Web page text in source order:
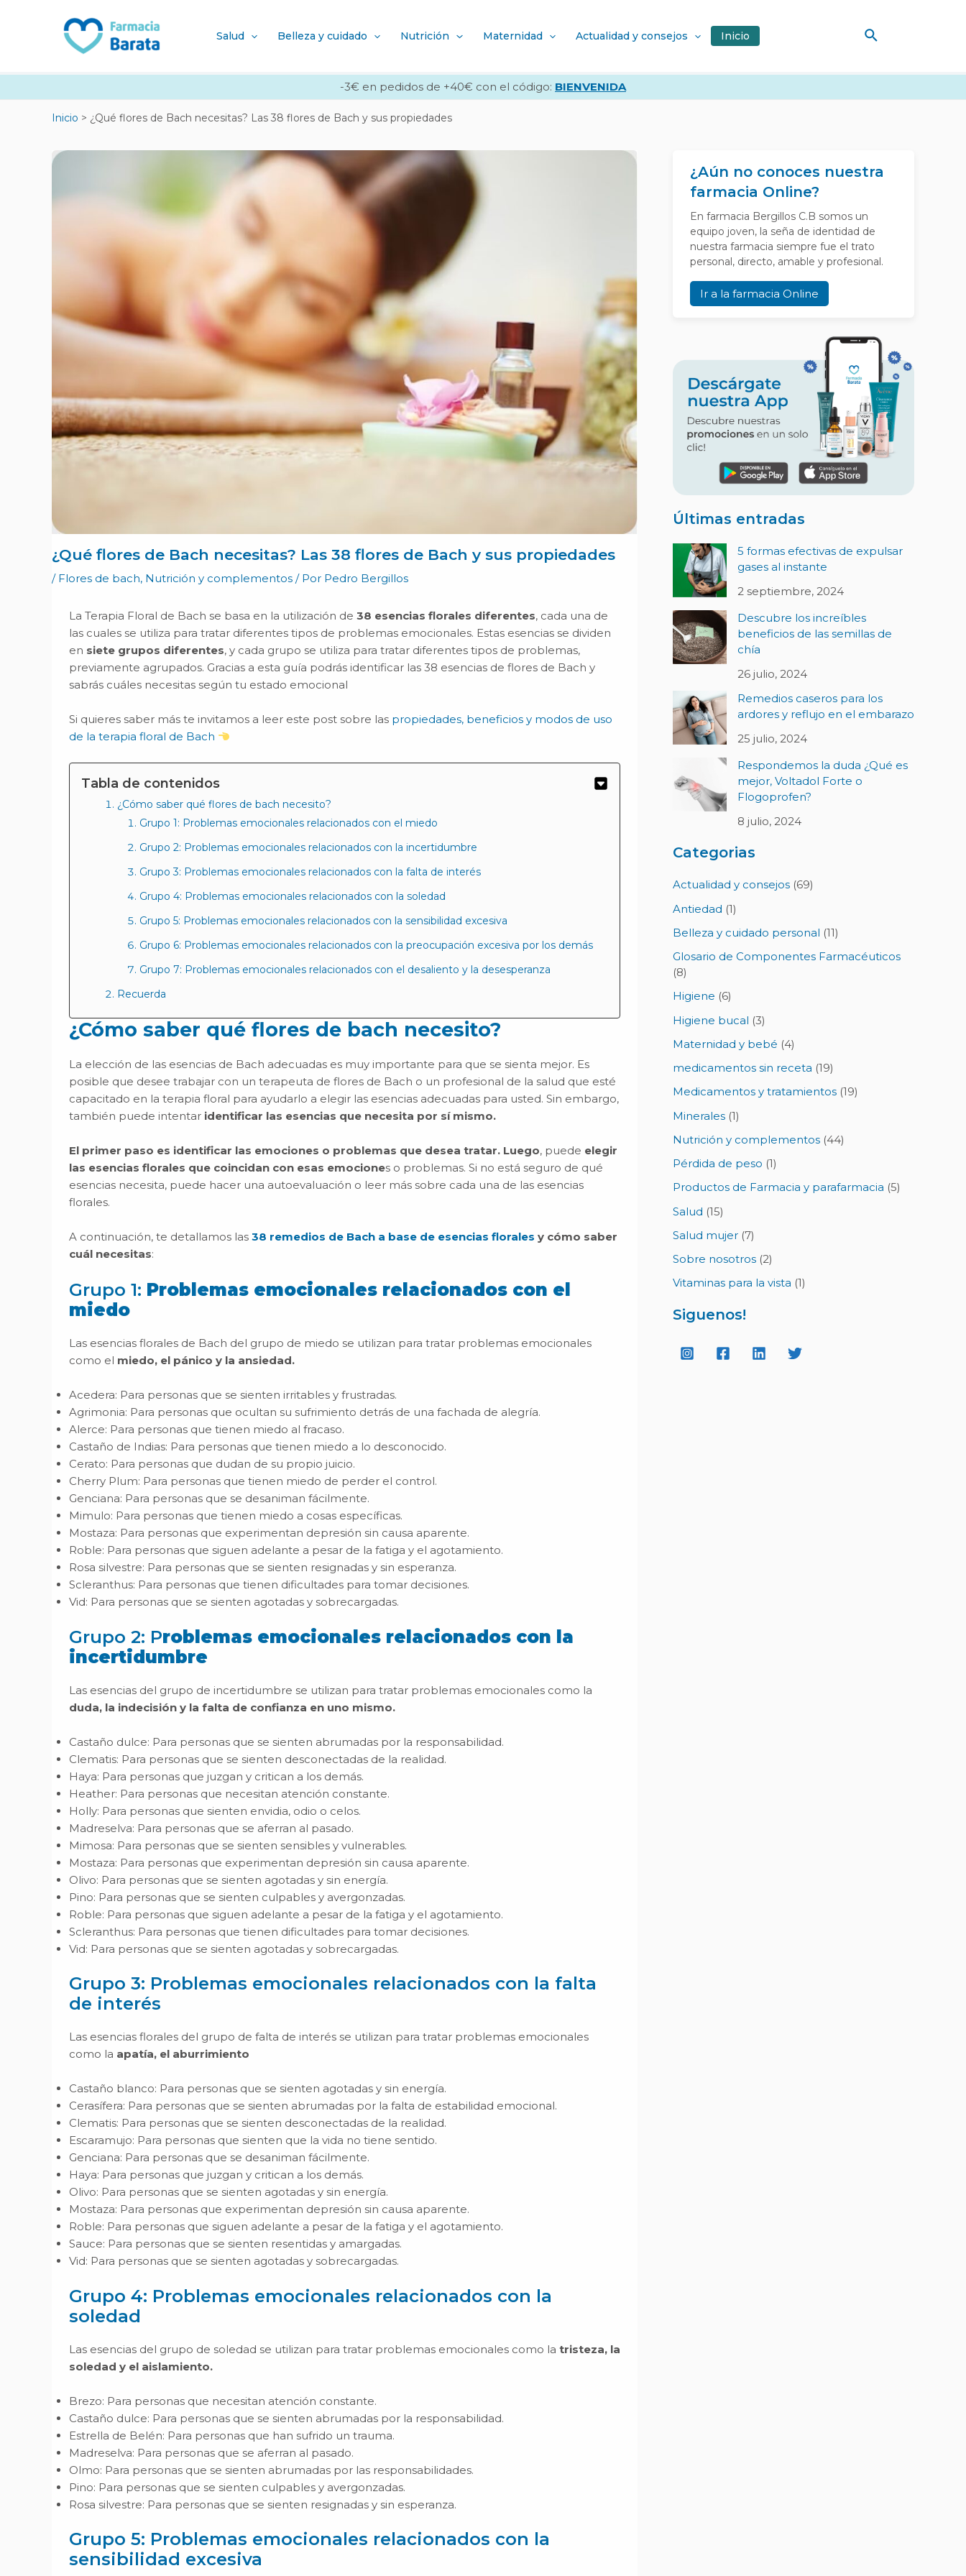
Salud Belleza y cuidado Nutrición Maternidad Actualidad y consejos Inicio Buscar
-3€ en pedidos de +40€ con el código: BIENVENIDA
Inicio ¿Qué flores de Bach necesitas? Las 38 flores de Bach y sus propiedades
¿Qué flores de Bach necesitas? Las 38 flores de Bach y sus propiedades
/ Flores de bach, Nutrición y complementos / Por Pedro Bergillos
La Terapia Floral de Bach se basa en la utilización de 38 esencias florales diferentes, cada una de
las cuales se utiliza para tratar diferentes tipos de problemas emocionales. Estas esencias se dividen
en siete grupos diferentes, y cada grupo se utiliza para tratar diferentes tipos de problemas,
previamente agrupados. Gracias a esta guía podrás identificar las 38 esencias de flores de Bach y
sabrás cuáles necesitas según tu estado emocional
Si quieres saber más te invitamos a leer este post sobre las propiedades, beneficios y modos de uso
de la terapia floral de Bach
Tabla de contenidos
¿Cómo saber qué flores de bach necesito?
Grupo 1: Problemas emocionales relacionados con el miedo
Grupo 2: Problemas emocionales relacionados con la incertidumbre
Grupo 3: Problemas emocionales relacionados con la falta de interés
Grupo 4: Problemas emocionales relacionados con la soledad
Grupo 5: Problemas emocionales relacionados con la sensibilidad excesiva
Grupo 6: Problemas emocionales relacionados con la preocupación excesiva por los demás
Grupo 7: Problemas emocionales relacionados con el desaliento y la desesperanza
Recuerda
¿Cómo saber qué flores de bach necesito?
La elección de las esencias de Bach adecuadas es muy importante para que se sienta mejor. Es
posible que desee trabajar con un terapeuta de flores de Bach o un profesional de la salud que esté
capacitado en la terapia floral para ayudarlo a elegir las esencias adecuadas para usted. Sin embargo,
también puede intentar identificar las esencias que necesita por sí mismo.
El primer paso es identificar las emociones o problemas que desea tratar. Luego, puede elegir
las esencias florales que coincidan con esas emociones o problemas. Si no está seguro de qué
esencias necesita, puede hacer una autoevaluación o leer más sobre cada una de las esencias
florales.
A continuación, te detallamos las 38 remedios de Bach a base de esencias florales y cómo saber
cuál necesitas:
Grupo 1: Problemas emocionales relacionados con el
miedo
Las esencias florales de Bach del grupo de miedo se utilizan para tratar problemas emocionales
como el miedo, el pánico y la ansiedad.
Acedera: Para personas que se sienten irritables y frustradas.
Agrimonia: Para personas que ocultan su sufrimiento detrás de una fachada de alegría.
Alerce: Para personas que tienen miedo al fracaso.
Castaño de Indias: Para personas que tienen miedo a lo desconocido.
Cerato: Para personas que dudan de su propio juicio.
Cherry Plum: Para personas que tienen miedo de perder el control.
Genciana: Para personas que se desaniman fácilmente.
Mimulo: Para personas que tienen miedo a cosas específicas.
Mostaza: Para personas que experimentan depresión sin causa aparente.
Roble: Para personas que siguen adelante a pesar de la fatiga y el agotamiento.
Rosa silvestre: Para personas que se sienten resignadas y sin esperanza.
Scleranthus: Para personas que tienen dificultades para tomar decisiones.
Vid: Para personas que se sienten agotadas y sobrecargadas.
Grupo 2: Problemas emocionales relacionados con la
incertidumbre
Las esencias del grupo de incertidumbre se utilizan para tratar problemas emocionales como la
duda, la indecisión y la falta de confianza en uno mismo.
Castaño dulce: Para personas que se sienten abrumadas por la responsabilidad.
Clematis: Para personas que se sienten desconectadas de la realidad.
Haya: Para personas que juzgan y critican a los demás.
Heather: Para personas que necesitan atención constante.
Holly: Para personas que sienten envidia, odio o celos.
Madreselva: Para personas que se aferran al pasado.
Mimosa: Para personas que se sienten sensibles y vulnerables.
Mostaza: Para personas que experimentan depresión sin causa aparente.
Olivo: Para personas que se sienten agotadas y sin energía.
Pino: Para personas que se sienten culpables y avergonzadas.
Roble: Para personas que siguen adelante a pesar de la fatiga y el agotamiento.
Scleranthus: Para personas que tienen dificultades para tomar decisiones.
Vid: Para personas que se sienten agotadas y sobrecargadas.
Grupo 3: Problemas emocionales relacionados con la falta
de interés
Las esencias florales del grupo de falta de interés se utilizan para tratar problemas emocionales
como la apatía, el aburrimiento
Castaño blanco: Para personas que se sienten agotadas y sin energía.
Cerasífera: Para personas que se sienten abrumadas por la falta de estabilidad emocional.
Clematis: Para personas que se sienten desconectadas de la realidad.
Escaramujo: Para personas que sienten que la vida no tiene sentido.
Genciana: Para personas que se desaniman fácilmente.
Haya: Para personas que juzgan y critican a los demás.
Olivo: Para personas que se sienten agotadas y sin energía.
Mostaza: Para personas que experimentan depresión sin causa aparente.
Roble: Para personas que siguen adelante a pesar de la fatiga y el agotamiento.
Sauce: Para personas que se sienten resentidas y amargadas.
Vid: Para personas que se sienten agotadas y sobrecargadas.
Grupo 4: Problemas emocionales relacionados con la
soledad
Las esencias del grupo de soledad se utilizan para tratar problemas emocionales como la tristeza, la
soledad y el aislamiento.
Brezo: Para personas que necesitan atención constante.
Castaño dulce: Para personas que se sienten abrumadas por la responsabilidad.
Estrella de Belén: Para personas que han sufrido un trauma.
Madreselva: Para personas que se aferran al pasado.
Olmo: Para personas que se sienten abrumadas por las responsabilidades.
Pino: Para personas que se sienten culpables y avergonzadas.
Rosa silvestre: Para personas que se sienten resignadas y sin esperanza.
Grupo 5: Problemas emocionales relacionados con la
sensibilidad excesiva
de
entradas
¿Aún no conoces nuestra
farmacia Online?
En farmacia Bergillos C.B somos un
equipo joven, la seña de identidad de
nuestra farmacia siempre fue el trato
personal, directo, amable y profesional.
Ir a la farmacia Online
Últimas entradas
5 formas efectivas de expulsar
gases al instante
2 septiembre, 2024
Descubre los increíbles
beneficios de las semillas de
chía
26 julio, 2024
Remedios caseros para los
ardores y reflujo en el embarazo
25 julio, 2024
Respondemos la duda ¿Qué es
mejor, Voltadol Forte o
Flogoprofen?
8 julio, 2024
Categorias
Actualidad y consejos (69)
Antiedad (1)
Belleza y cuidado personal (11)
Glosario de Componentes Farmacéuticos
(8)
Higiene (6)
Higiene bucal (3)
Maternidad y bebé (4)
medicamentos sin receta (19)
Medicamentos y tratamientos (19)
Minerales (1)
Nutrición y complementos (44)
Pérdida de peso (1)
Productos de Farmacia y parafarmacia (5)
Salud (15)
Salud mujer (7)
Sobre nosotros (2)
Vitaminas para la vista (1)
Siguenos!